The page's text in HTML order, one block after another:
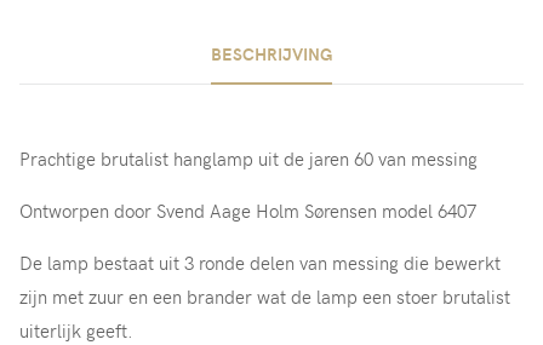
BESCHRIJVING
Prachtige brutalist hanglamp uit de jaren 60 van messing
Ontworpen door Svend Aage Holm Sørensen model 6407
De lamp bestaat uit 3 ronde delen van messing die bewerkt
zijn met zuur en een brander wat de lamp een stoer brutalist
uiterlijk geeft.